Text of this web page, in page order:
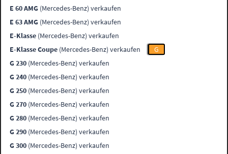
E 60 AMG (Mercedes-Benz) verkaufen
E 63 AMG (Mercedes-Benz) verkaufen
E-Klasse (Mercedes-Benz) verkaufen
E-Klasse Coupe (Mercedes-Benz) verkaufen
G
G 230 (Mercedes-Benz) verkaufen
G 240 (Mercedes-Benz) verkaufen
G 250 (Mercedes-Benz) verkaufen
G 270 (Mercedes-Benz) verkaufen
G 280 (Mercedes-Benz) verkaufen
G 290 (Mercedes-Benz) verkaufen
G 300 (Mercedes-Benz) verkaufen